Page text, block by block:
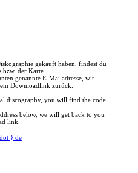
gekauft haben, findest du
bzw. der Karte.
genannte E-Mailadresse, wir
Downloadlink zurück.
discography, you will find the code
below, we will get back to you
link.
} de